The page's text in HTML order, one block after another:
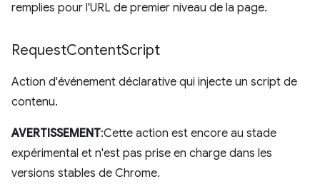
remplies pour l'URL de premier niveau de la page.
RequestContentScript
Action d'événement déclarative qui injecte un script de
contenu.
AVERTISSEMENT:Cette action est encore au stade
expérimental et n'est pas prise en charge dans les
versions stables de Chrome.